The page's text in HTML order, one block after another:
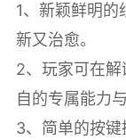
1、新颖鲜明的
新又治愈。
2、玩家可在
自的专属能力与
3、简单的按